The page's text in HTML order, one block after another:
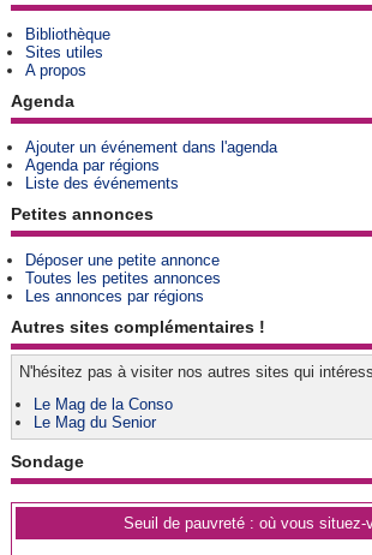
Bibliothèque
Sites utiles
A propos
Agenda
Ajouter un événement dans l'agenda
Agenda par régions
Liste des événements
Petites annonces
Déposer une petite annonce
Toutes les petites annonces
Les annonces par régions
Autres sites complémentaires !
N'hésitez pas à visiter nos autres sites qui
Le Mag de la Conso
Le Mag du Senior
Sondage
Seuil de pauvreté : où vous situez-